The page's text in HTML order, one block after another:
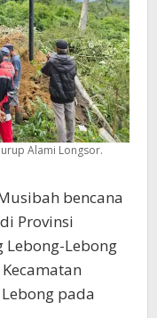
Alami Longsor.
bencana
Provinsi
Lebong
pada